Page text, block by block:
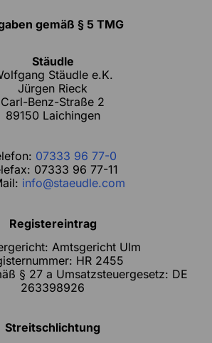
gemäß § 5 TMG
Stäudle
Stäudle e.K.
Jürgen Rieck
Carl-Benz-Straße 2
89150 Laichingen
07333 96 77-0
07333 96 77-11
info@staeudle.com
Registereintrag
Amtsgericht Ulm
HR 2455
§ 27 a Umsatzsteuergesetz: DE
263398926
Streitschlichtung